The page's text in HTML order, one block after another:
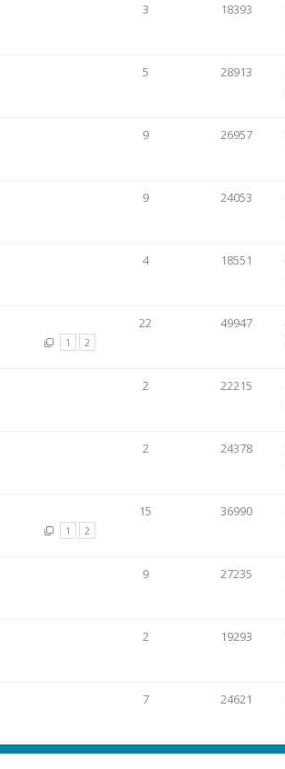
3 18393
5 28913
9 26957
9 24053
4 18551
1 2
22 49947
2 22215
2 24378
1 2
15 36990
9 27235
2 19293
7 24621